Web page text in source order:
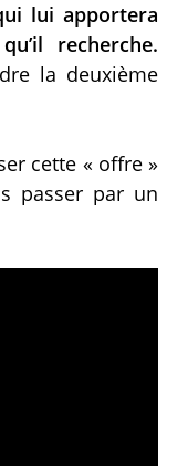
lui apportera
recherche.
la deuxième
cette « offre »
passer par un